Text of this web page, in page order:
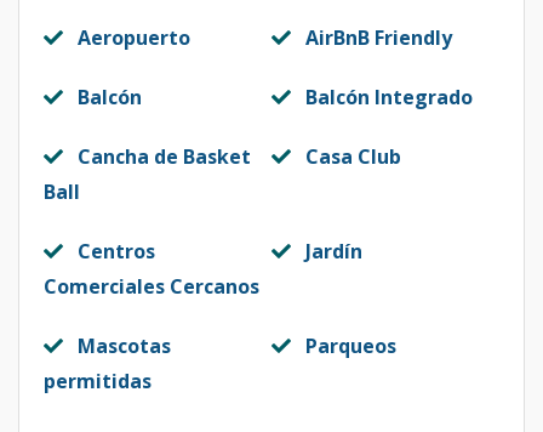
Aeropuerto AirBnB Friendly
Balcón Balcón Integrado
Cancha de Basket
Ball
Casa Club
Centros
Comerciales Cercanos
Jardín
Mascotas
permitidas
Parqueos